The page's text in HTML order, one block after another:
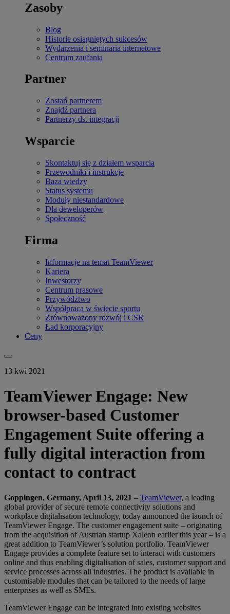
Zasoby
Blog
Historie osiągniętych sukcesów
Wydarzenia i seminaria internetowe
Centrum zaufania
Partner
Zostań partnerem
Znajdź partnera
Partnerzy ds. integracji
Wsparcie
Skontaktuj się z działem wsparcia
Przewodniki i instrukcje
Baza wiedzy
Status systemu
Moduły niestandardowe
Dla deweloperów
Społeczność
Firma
Informacje na temat TeamViewer
Kariera
Inwestorzy
Centrum prasowe
Przywództwo
Współpraca w świecie sportu
Zrównoważony rozwój i CSR
Ład korporacyjny
Ceny
13 kwi 2021
TeamViewer Engage: New
browser-based Customer
Engagement Suite offering a
fully digital interaction from
contact to contract
Goppingen, Germany, April 13, 2021 – TeamViewer, a leading
global provider of secure remote connectivity solutions and
workplace digitalisation technology, today announced the launch of
TeamViewer Engage. The customer engagement suite – originating
from the acquisition of Austrian startup Xaleon earlier this year – is a
great addition to TeamViewer’s solution portfolio. TeamViewer
Engage provides a complete feature set to interact with customers
online and thus enabling digitalisation of sales, customer support and
service processes across all industries. The product is available in
customisable modules that can be tailored to the needs of large
enterprises as well as SMEs.
TeamViewer Engage can be integrated into existing websites